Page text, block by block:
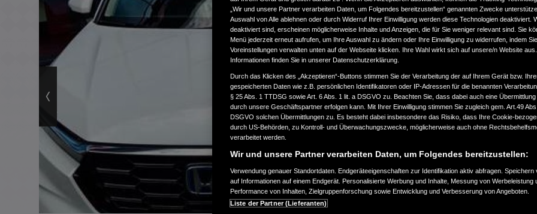
„Wir und unsere Partner verarbeiten Daten, um Folgendes bereitzustellen“ genannten Zwecke
Auswahl von Alle ablehnen oder durch Widerruf Ihrer Einwilligung werden diese Technologien deaktiviert.
deaktiviert sind, erscheinen möglicherweise Inhalte und Anzeigen, die für Sie weniger relevant sind. Sie
Menü jederzeit erneut aufrufen, um Ihre Auswahl zu ändern oder Ihre Einwilligung zu widerrufen, indem
Voreinstellungen verwalten unten auf der Webseite klicken. Ihre Wahl wirkt sich auf unsere/n Website
Informationen finden Sie in unserer Datenschutzerklärung.
Durch das Klicken des „Akzeptieren“-Buttons stimmen Sie der Verarbeitung der auf Ihrem Gerät bzw.
gespeicherten Daten wie z.B. persönlichen Identifikatoren oder IP-Adressen für die benannten
§ 25 Abs. 1 TTDSG sowie Art. 6 Abs. 1 lit. a DSGVO zu. Beachten Sie, dass dabei auch eine Übermittlung
durch unsere Geschäftspartner erfolgen kann. Mit Ihrer Einwilligung stimmen Sie zugleich gem. Art.49
DSGVO solchen Übermittlungen zu. Es besteht dabei insbesondere das Risiko, dass Ihre Cookie-
durch US-Behörden, zu Kontroll- und Überwachungszwecke, möglicherweise auch ohne
verarbeitet werden.
Wir und unsere Partner verarbeiten Daten, um Folgendes bereitzustellen:
Verwendung genauer Standortdaten. Endgeräteeigenschaften zur Identifikation aktiv abfragen. Speichern
auf Informationen auf einem Endgerät. Personalisierte Werbung und Inhalte, Messung von Werbeleistung
Performance von Inhalten, Zielgruppenforschung sowie Entwicklung und Verbesserung von Angeboten.
Liste der Partner (Lieferanten)